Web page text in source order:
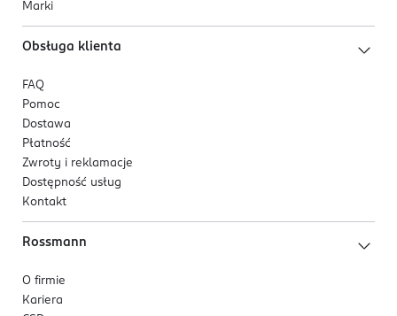
Marki
Obsługa klienta
FAQ
Pomoc
Dostawa
Płatność
Zwroty i reklamacje
Dostępność usług
Kontakt
Rossmann
O firmie
Kariera